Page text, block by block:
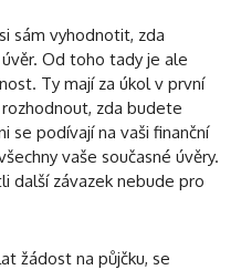
sám vyhodnotit, zda
Od toho tady je ale
Ty mají za úkol v první
zda budete
se podívají na vaši finanční
vaše současné úvěry.
další závazek nebude pro
žádost na půjčku, se